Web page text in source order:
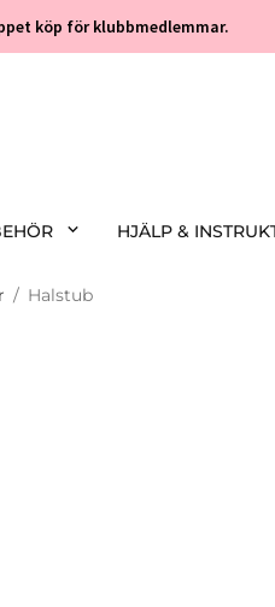
köp för klubbmedlemmar.
HJÄLP &
/ Halstub